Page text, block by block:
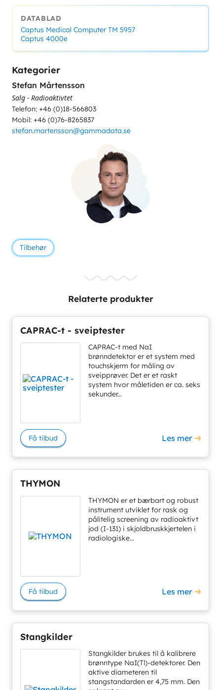
DATABLAD
Captus Medical Computer TM 5957
Captus 4000e
Kategorier
Stefan Mårtensson
Salg - Radioaktivtet
Telefon: +46 (0)18-566803
Mobil: +46 (0)76-8265837
stefan.martensson@gammadata.se
Tilbehør
Relaterte produkter
CAPRAC-t - sveiptester
CAPRAC-t med NaI
brønndetektor er et system med
touchskjerm for måling av
sveipprøver. Det er et raskt
system hvor måletiden er ca. seks
sekunder...
Få tilbud Les mer
THYMON
THYMON er et bærbart og robust
instrument utviklet for rask og
pålitelig screening av radioaktivt
jod (I-131) i skjoldbruskkjertelen i
radiologiske...
Få tilbud Les mer
Stangkilder
Stangkilder brukes til å kalibrere
brønntype NaI(Tl)-detektorer. Den
aktive diameteren til
stangstandarden er 4,75 mm. Den